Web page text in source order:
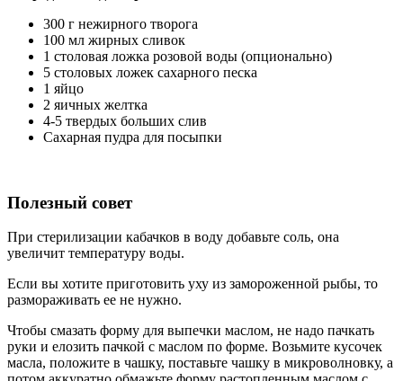
300 г нежирного творога
100 мл жирных сливок
1 столовая ложка розовой воды (опционально)
5 столовых ложек сахарного песка
1 яйцо
2 яичных желтка
4-5 твердых больших слив
Сахарная пудра для посыпки
Полезный совет
При стерилизации кабачков в воду добавьте соль, она
увеличит температуру воды.
Если вы хотите приготовить уху из замороженной рыбы, то
размораживать ее не нужно.
Чтобы смазать форму для выпечки маслом, не надо пачкать
руки и елозить пачкой с маслом по форме. Возьмите кусочек
масла, положите в чашку, поставьте чашку в микроволновку, а